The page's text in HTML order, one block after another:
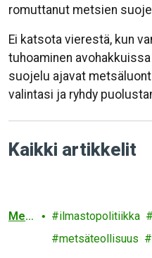
romuttanut metsien
Ei katsota vierestä, kun
tuhoaminen
suojelu ajavat
valintasi ja ryhdy
Kaikki artikkelit
Met
ilmastopolitiikka
metsäteollisuus